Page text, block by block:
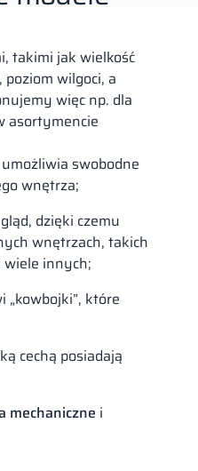
takimi jak wielkość
wilgoci, a
więc np. dla
asortymencie
umożliwia swobodne
wnętrza;
dzięki czemu
wnętrzach, takich
wiele innych;
„kowbojki”, które
cechą posiadają
mechaniczne i